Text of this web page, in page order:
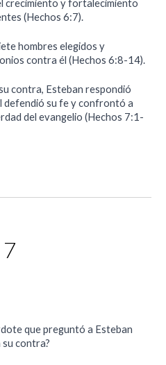
crecimiento y fortalecimiento
(Hechos 6:7).
hombres elegidos y
contra él (Hechos 6:8-14).
contra, Esteban respondió
defendió su fe y confrontó a
del evangelio (Hechos 7:1-
7
que preguntó a Esteban
su contra?